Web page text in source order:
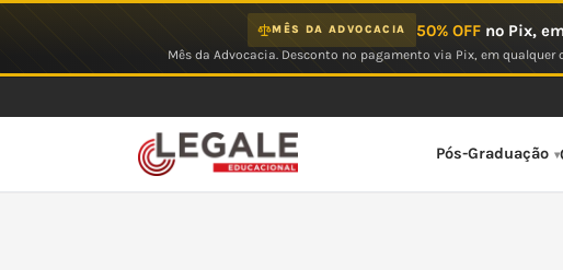
MÊS DA ADVOCACIA 50% OFFno Pix,
Mês da Advocacia. Desconto no pagamento via Pix, em
Pós-Graduação